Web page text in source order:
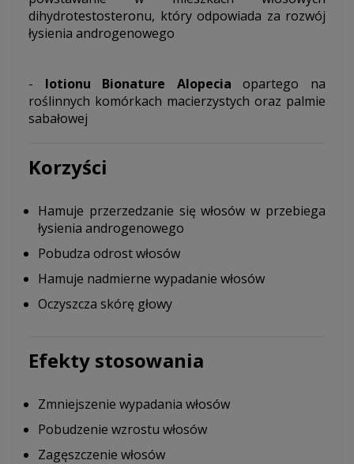
dihydrotestosteronu, który odpowiada za rozwój
łysienia androgenowego
- lotionu Bionature Alopecia opartego na
roślinnych komórkach macierzystych oraz palmie
sabałowej
Korzyści
Hamuje przerzedzanie się włosów w przebiega
łysienia androgenowego
Pobudza odrost włosów
Hamuje nadmierne wypadanie włosów
Oczyszcza skórę głowy
Efekty stosowania
Zmniejszenie wypadania włosów
Pobudzenie wzrostu włosów
Zagęszczenie włosów